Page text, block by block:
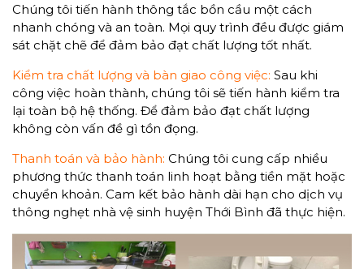
Chúng tôi tiến hành thông tắc bồn cầu một cách
nhanh chóng và an toàn. Mọi quy trình đều được giám
sát chặt chẽ để đảm bảo đạt chất lượng tốt nhất.
Kiểm tra chất lượng và bàn giao công việc: Sau khi
công việc hoàn thành, chúng tôi sẽ tiến hành kiểm tra
lại toàn bộ hệ thống. Để đảm bảo đạt chất lượng
không còn vấn đề gì tồn đọng.
Thanh toán và bảo hành: Chúng tôi cung cấp nhiều
phương thức thanh toán linh hoạt bằng tiền mặt hoặc
chuyển khoản. Cam kết bảo hành dài hạn cho dịch vụ
thông nghẹt nhà vệ sinh huyện Thới Bình đã thực hiện.